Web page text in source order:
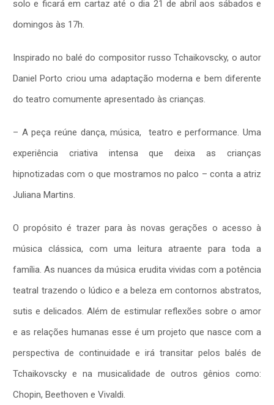
solo e ficará em cartaz até o dia 21 de abril aos sábados e
domingos às 17h.
Inspirado no balé do compositor russo Tchaikovscky, o autor
Daniel Porto criou uma adaptação moderna e bem diferente
do teatro comumente apresentado às crianças.
– A peça reúne dança, música, teatro e performance. Uma
experiência criativa intensa que deixa as crianças
hipnotizadas com o que mostramos no palco – conta a atriz
Juliana Martins.
O propósito é trazer para às novas gerações o acesso à
música clássica, com uma leitura atraente para toda a
família. As nuances da música erudita vividas com a potência
teatral trazendo o lúdico e a beleza em contornos abstratos,
sutis e delicados. Além de estimular reflexões sobre o amor
e as relações humanas esse é um projeto que nasce com a
perspectiva de continuidade e irá transitar pelos balés de
Tchaikovscky e na musicalidade de outros gênios como:
Chopin, Beethoven e Vivaldi.